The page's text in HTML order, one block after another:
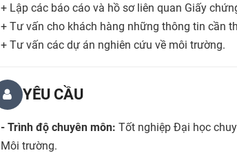
+ Lập các báo cáo và hồ sơ liên quan Giấy
+ Tư vấn cho khách hàng những thông tin cần
+ Tư vấn các dự án nghiên cứu về môi trường.
YÊU CẦU
- Trình độ chuyên môn: Tốt nghiệp Đại học
Môi trường.